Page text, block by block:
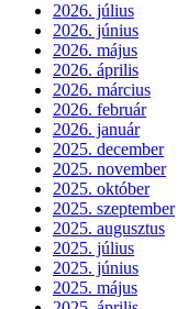
2026. július
2026. június
2026. május
2026. április
2026. március
2026. február
2026. január
2025. december
2025. november
2025. október
2025. szeptember
2025. augusztus
2025. július
2025. június
2025. május